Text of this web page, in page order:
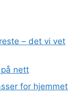
– det vi vet
nett
for hjemmet